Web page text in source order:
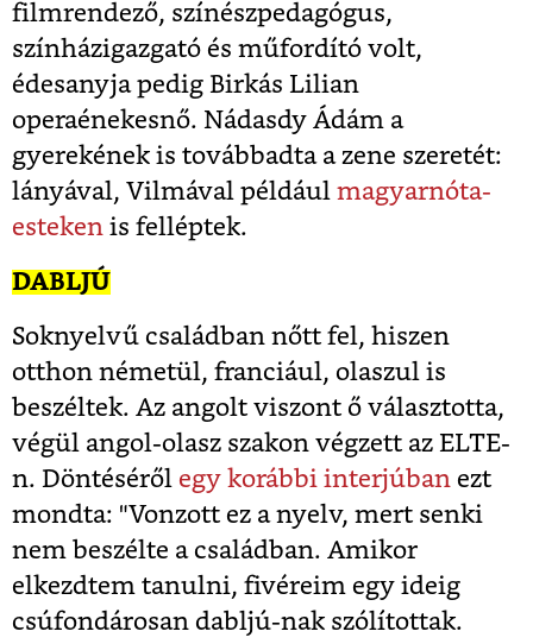
filmrendező, színészpedagógus,
színházigazgató és műfordító volt,
édesanyja pedig Birkás Lilian
operaénekesnő. Nádasdy Ádám a
gyerekének is továbbadta a zene szeretét:
lányával, Vilmával például magyarnóta-
esteken is felléptek.
DABLJÚ
Soknyelvű családban nőtt fel, hiszen
otthon németül, franciául, olaszul is
beszéltek. Az angolt viszont ő választotta,
végül angol-olasz szakon végzett az ELTE-
n. Döntéséről egy korábbi interjúban ezt
mondta: "Vonzott ez a nyelv, mert senki
nem beszélte a családban. Amikor
elkezdtem tanulni, fivéreim egy ideig
csúfondárosan dabljú-nak szólítottak.